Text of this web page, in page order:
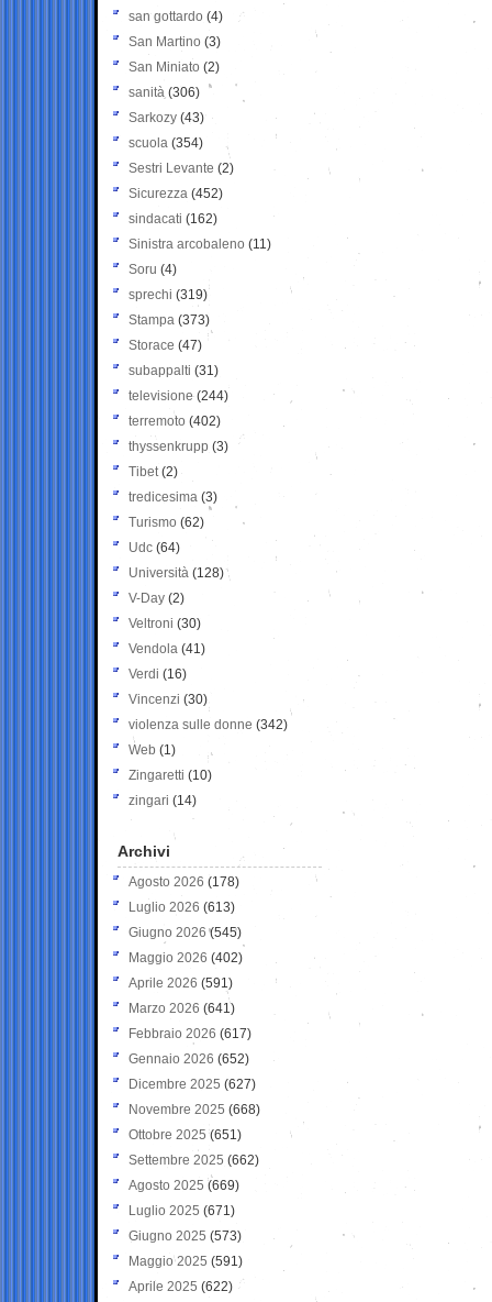
san gottardo (4)
San Martino (3)
San Miniato (2)
sanità (306)
Sarkozy (43)
scuola (354)
Sestri Levante (2)
Sicurezza (452)
sindacati (162)
Sinistra arcobaleno (11)
Soru (4)
sprechi (319)
Stampa (373)
Storace (47)
subappalti (31)
televisione(244)
terremoto (402)
thyssenkrupp (3)
Tibet(2)
tredicesima (3)
Turismo (62)
Udc (64)
Università (128)
V-Day (2)
Veltroni (30)
Vendola (41)
Verdi (16)
Vincenzi (30)
violenza sulle donne (342)
Web (1)
Zingaretti (10)
zingari (14)
Archivi
Agosto 2026 (178)
Luglio 2026 (613)
Giugno 2026 (545)
Maggio 2026 (402)
Aprile 2026 (591)
Marzo 2026 (641)
Febbraio 2026 (617)
Gennaio 2026 (652)
Dicembre 2025 (627)
Novembre 2025 (668)
Ottobre 2025 (651)
Settembre 2025 (662)
Agosto 2025 (669)
Luglio 2025 (671)
Giugno 2025 (573)
Maggio 2025 (591)
Aprile 2025 (622)